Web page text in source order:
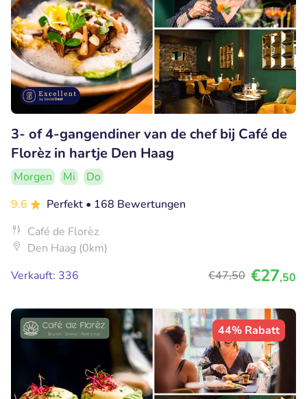
3- of 4-gangendiner van de chef bij Café de
Florèz in hartje Den Haag
Morgen Mi
Do
9.6
Perfekt • 168 Bewertungen
Café de Florèz
Den Haag (0km)
Verkauft: 336
€47,50 €27,50
44% Rabatt